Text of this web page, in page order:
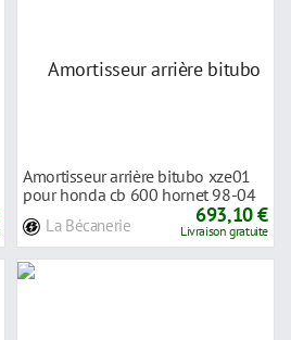
Amortisseur arrière bitubo xze01
pour honda cb 600 hornet 98-04
La Bécanerie 693,10 €
Livraison gratuite